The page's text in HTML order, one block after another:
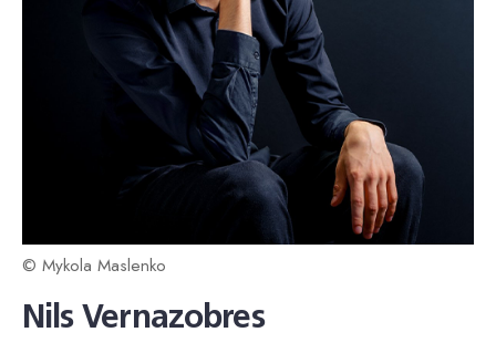
© Mykola Maslenko
Nils Vernazobres